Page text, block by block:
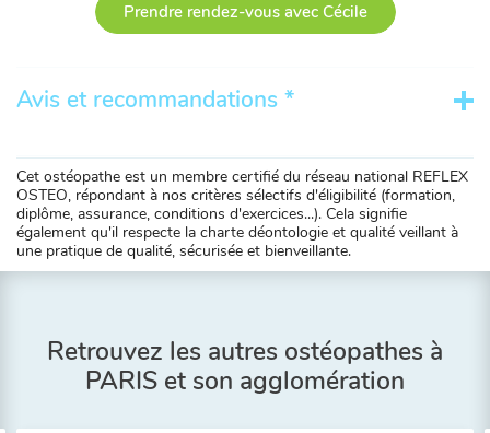
Prendre rendez-vous avec Cécile
Avis et recommandations *
Cet ostéopathe est un membre certifié du réseau national REFLEX
OSTEO, répondant à nos critères sélectifs d'éligibilité (formation,
diplôme, assurance, conditions d'exercices...). Cela signifie
également qu'il respecte la charte déontologie et qualité veillant à
une pratique de qualité, sécurisée et bienveillante.
Retrouvez les autres ostéopathes à
PARIS et son agglomération